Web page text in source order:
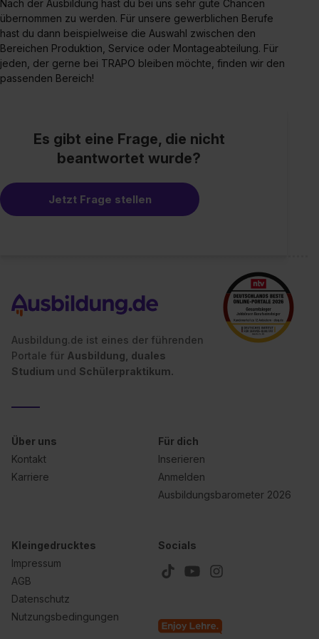
Einzelfall bei dem jeweiligen Inhalt erteilen. Willst du nur
bestimmte Verwendungszwecke zulassen, triff deine
Auswahl über die Checkboxen und klick auf „Auswahl
erlauben“. Die Einwilligung zur Platzierung von Cookies
der Kategorien „Präferenzen“, „Statistiken“ und „Social
angemessenes Datenschutzniveau (EuGH – Schrems
II). Du kannst die von dir erteilte Einwilligung jederzeit mit
Datenschutzerklärung unter dem Punkt „Datenschutz-
Einstellungen“ widerrufen. Weitere Informationen zu den
Nach der Ausbildung hast du bei uns sehr gute Chancen
übernommen zu werden. Für unsere gewerblichen Berufe
hast du dann beispielweise die Auswahl zwischen den
Bereichen Produktion, Service oder Montageabteilung. Für
jeden, der gerne bei TRAPO bleiben möchte, finden wir den
passenden Bereich!
Es gibt eine Frage, die nicht
beantwortet wurde?
Jetzt Frage stellen
Ausbildung.de ist eines der führenden
Portale für Ausbildung, duales
Studium und Schülerpraktikum.
Über uns
Kontakt
Karriere
Für dich
Inserieren
Anmelden
Ausbildungsbarometer 2026
Kleingedrucktes
Impressum
AGB
Datenschutz
Nutzungsbedingungen
Socials